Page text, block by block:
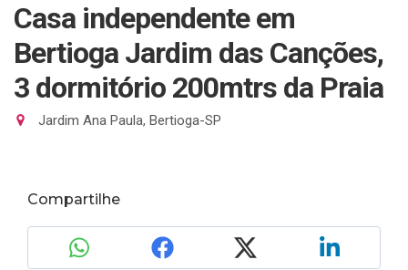
Casa independente em
Bertioga Jardim das Canções,
3 dormitório 200mtrs da Praia
Jardim Ana Paula, Bertioga-SP
Compartilhe